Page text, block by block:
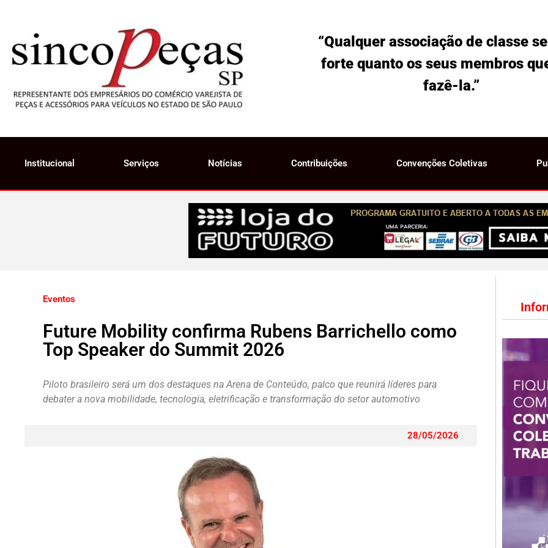
“Qualquer associação de classe
forte quanto os seus membros
fazê-la.”
Institucional Serviços Notícias Contribuições Convenções Coletivas
Eventos
Future Mobility confirma Rubens Barrichello como
Top Speaker do Summit 2026
Piloto brasileiro será um dos destaques na Arena de Conteúdo, palco que reunirá líderes para
debater a nova mobilidade, tecnologia, eletrificação e transformação do setor automotivo
28/05/2026